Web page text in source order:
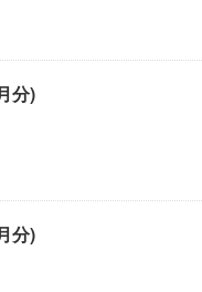
分)
分)